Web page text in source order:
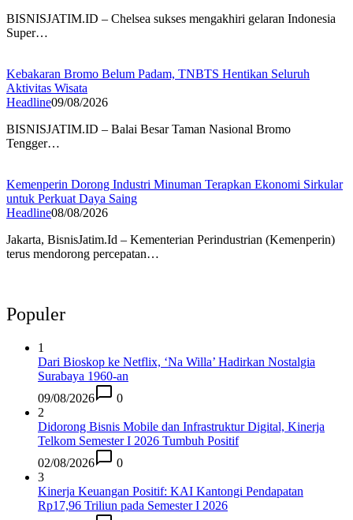
BISNISJATIM.ID – Chelsea sukses mengakhiri gelaran Indonesia
Super…
Kebakaran Bromo Belum Padam, TNBTS Hentikan Seluruh
Aktivitas Wisata
Headline09/08/2026
BISNISJATIM.ID – Balai Besar Taman Nasional Bromo
Tengger…
Kemenperin Dorong Industri Minuman Terapkan Ekonomi Sirkular
untuk Perkuat Daya Saing
Headline08/08/2026
Jakarta, BisnisJatim.Id – Kementerian Perindustrian (Kemenperin)
terus mendorong percepatan…
Populer
1
Dari Bioskop ke Netflix, ‘Na Willa’ Hadirkan Nostalgia
Surabaya 1960-an
09/08/2026
0
2
Didorong Bisnis Mobile dan Infrastruktur Digital, Kinerja
Telkom Semester I 2026 Tumbuh Positif
02/08/2026
0
3
Kinerja Keuangan Positif: KAI Kantongi Pendapatan
Rp17,96 Triliun pada Semester I 2026